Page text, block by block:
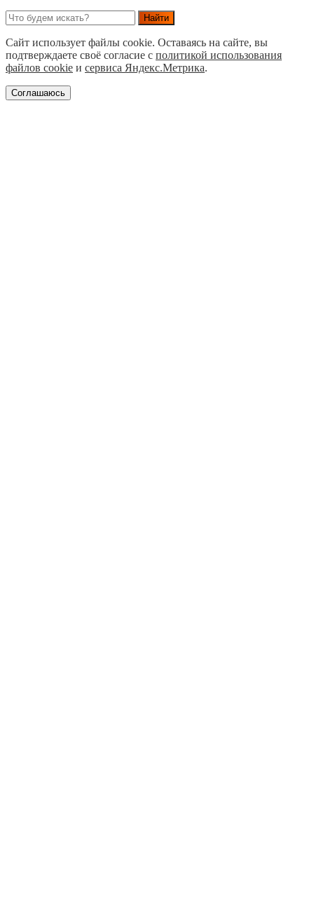
Сайт использует файлы cookie. Оставаясь на сайте, вы
подтверждаете своё согласие с политикой использования
файлов cookie и сервиса Яндекс.Метрика.
Соглашаюсь